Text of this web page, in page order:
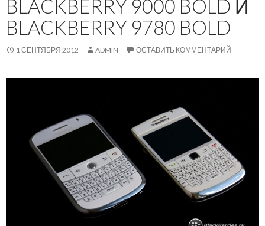
BLACKBERRY 9000 BOLD И
BLACKBERRY 9780 BOLD
1 СЕНТЯБРЯ 2012 ADMIN ОСТАВИТЬ КОММЕНТАРИЙ